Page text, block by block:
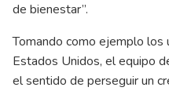
de bienestar”.
Tomando como ejemplo
Estados Unidos, el equipo
el sentido de perseguir un